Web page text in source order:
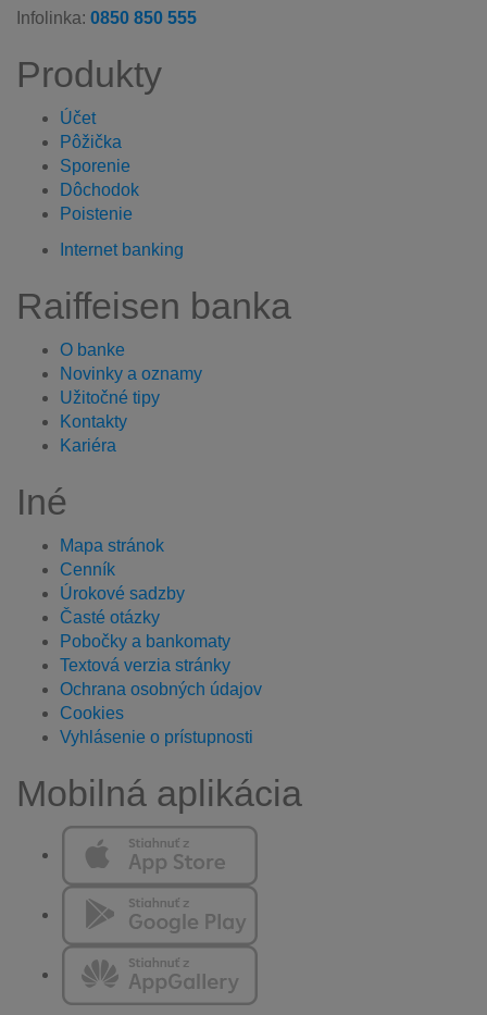
Infolinka: 0850 850 555
Produkty
Účet
Pôžička
Sporenie
Dôchodok
Poistenie
Internet banking
Raiffeisen banka
O banke
Novinky a oznamy
Užitočné tipy
Kontakty
Kariéra
Iné
Mapa stránok
Cenník
Úrokové sadzby
Časté otázky
Pobočky a bankomaty
Textová verzia stránky
Ochrana osobných údajov
Cookies
Vyhlásenie o prístupnosti
Mobilná aplikácia